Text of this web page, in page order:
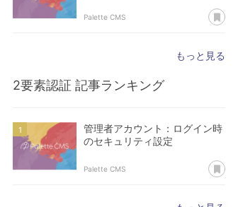
Palette CMS あ
もっと見る
2要素認証 記事ランキング
管理者アカウント：ログイン時
のセキュリティ設定
Palette CMS あ